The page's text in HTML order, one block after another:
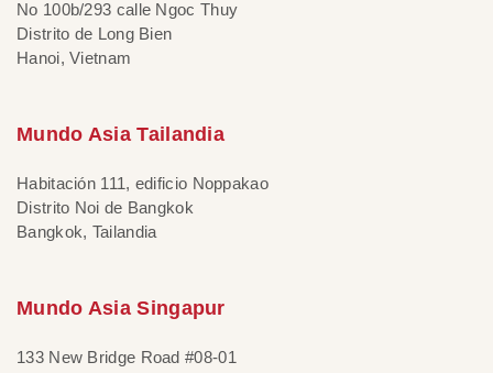
No 100b/293 calle Ngoc Thuy
Distrito de Long Bien
Hanoi, Vietnam
Mundo Asia Tailandia
Habitación 111, edificio Noppakao
Distrito Noi de Bangkok
Bangkok, Tailandia
Mundo Asia Singapur
133 New Bridge Road #08-01